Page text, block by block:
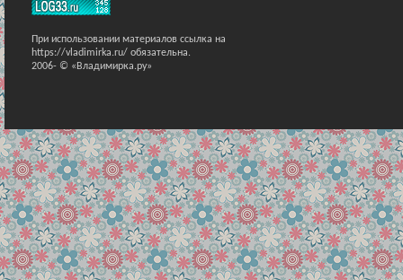
При использовании материалов ссылка на
https://vladimirka.ru/ обязательна.
2006- © «Владимирка.ру»